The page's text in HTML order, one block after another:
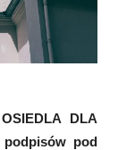
DLA
podpisów pod